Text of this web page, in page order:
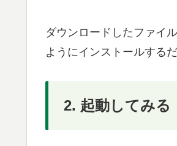
ダウンロードしたファイ
ようにインストールする
2. 起動してみる